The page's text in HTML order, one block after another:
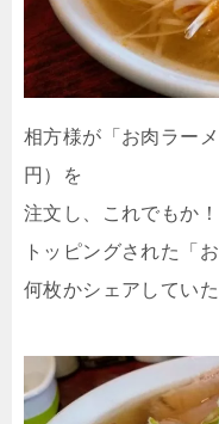
相方様が「お肉ラー
円）を
注文し、これでもか
トッピングされた「
何枚かシェアしていた